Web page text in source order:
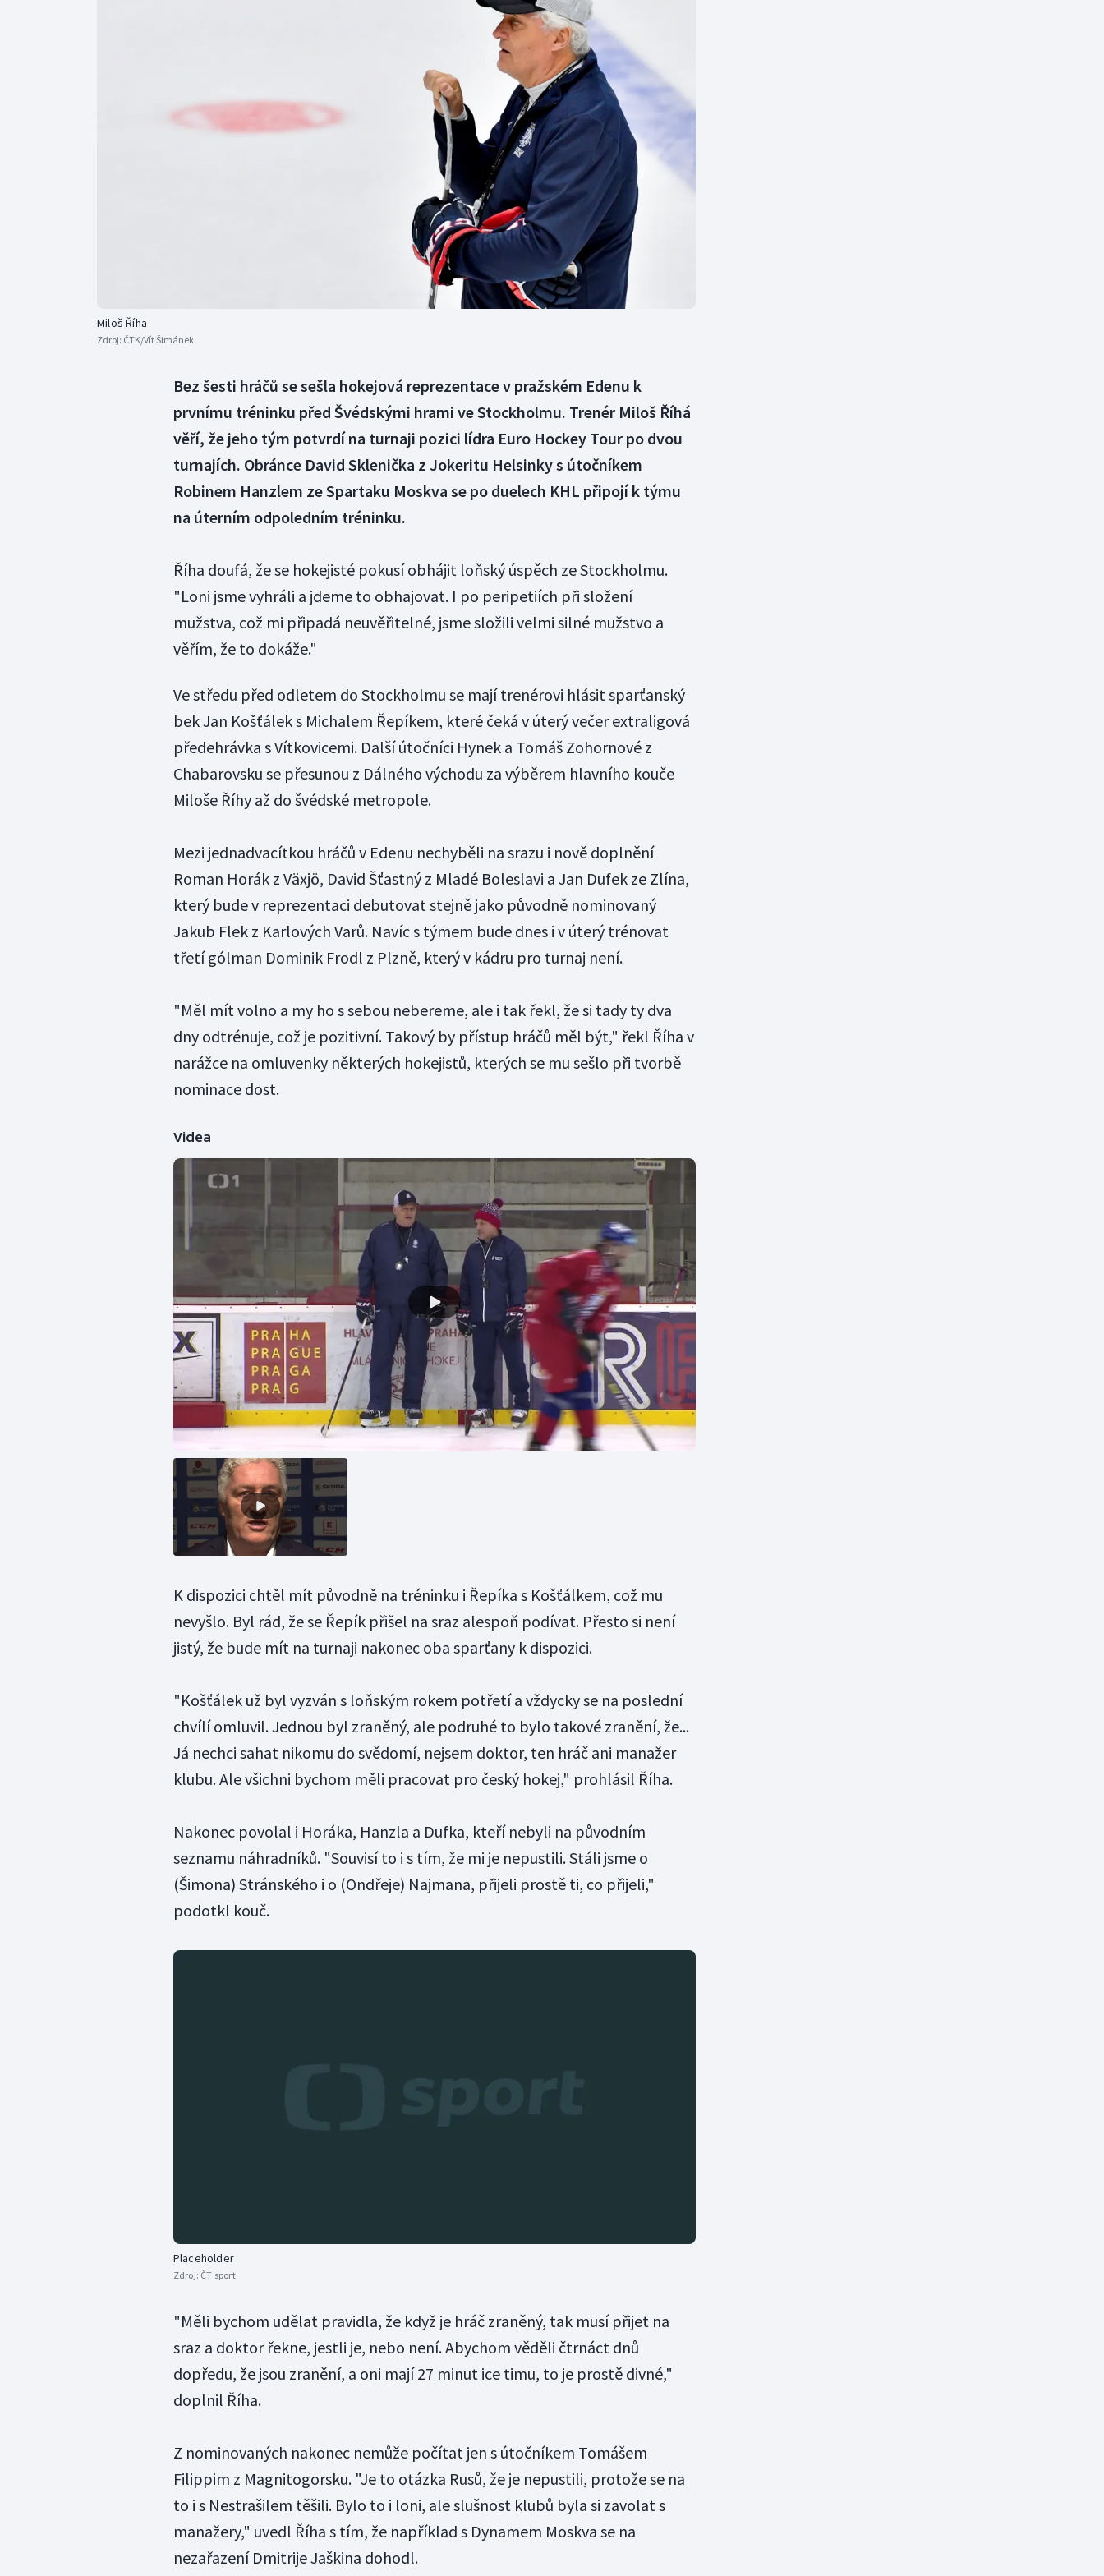
Moderní pětiboj
Motorsport
Olympijské hry
Parasport
Plavání
Plážový volejbal
Veslování
Vodní slalom
Volejbal
Ostatní
Miloš Říha
Zdroj: ČTK/Vít Šimánek
Bez šesti hráčů se sešla hokejová reprezentace v pražském Edenu k
prvnímu tréninku před Švédskými hrami ve Stockholmu. Trenér Miloš Říhá
věří, že jeho tým potvrdí na turnaji pozici lídra Euro Hockey Tour po dvou
turnajích. Obránce David Sklenička z Jokeritu Helsinky s útočníkem
Robinem Hanzlem ze Spartaku Moskva se po duelech KHL připojí k týmu
na úterním odpoledním tréninku.
Říha doufá, že se hokejisté pokusí obhájit loňský úspěch ze Stockholmu.
"Loni jsme vyhráli a jdeme to obhajovat. I po peripetiích při složení
mužstva, což mi připadá neuvěřitelné, jsme složili velmi silné mužstvo a
věřím, že to dokáže."
Ve středu před odletem do Stockholmu se mají trenérovi hlásit sparťanský
bek Jan Košťálek s Michalem Řepíkem, které čeká v úterý večer extraligová
předehrávka s Vítkovicemi. Další útočníci Hynek a Tomáš Zohornové z
Chabarovsku se přesunou z Dálného východu za výběrem hlavního kouče
Miloše Říhy až do švédské metropole.
Mezi jednadvacítkou hráčů v Edenu nechyběli na srazu i nově doplnění
Roman Horák z Växjö, David Šťastný z Mladé Boleslavi a Jan Dufek ze Zlína,
který bude v reprezentaci debutovat stejně jako původně nominovaný
Jakub Flek z Karlových Varů. Navíc s týmem bude dnes i v úterý trénovat
třetí gólman Dominik Frodl z Plzně, který v kádru pro turnaj není.
"Měl mít volno a my ho s sebou nebereme, ale i tak řekl, že si tady ty dva
dny odtrénuje, což je pozitivní. Takový by přístup hráčů měl být," řekl Říha v
narážce na omluvenky některých hokejistů, kterých se mu sešlo při tvorbě
nominace dost.
Videa
K dispozici chtěl mít původně na tréninku i Řepíka s Košťálkem, což mu
nevyšlo. Byl rád, že se Řepík přišel na sraz alespoň podívat. Přesto si není
jistý, že bude mít na turnaji nakonec oba sparťany k dispozici.
"Košťálek už byl vyzván s loňským rokem potřetí a vždycky se na poslední
chvílí omluvil. Jednou byl zraněný, ale podruhé to bylo takové zranění, že...
Já nechci sahat nikomu do svědomí, nejsem doktor, ten hráč ani manažer
klubu. Ale všichni bychom měli pracovat pro český hokej," prohlásil Říha.
Nakonec povolal i Horáka, Hanzla a Dufka, kteří nebyli na původním
seznamu náhradníků. "Souvisí to i s tím, že mi je nepustili. Stáli jsme o
(Šimona) Stránského i o (Ondřeje) Najmana, přijeli prostě ti, co přijeli,"
podotkl kouč.
Placeholder
Zdroj: ČT sport
"Měli bychom udělat pravidla, že když je hráč zraněný, tak musí přijet na
sraz a doktor řekne, jestli je, nebo není. Abychom věděli čtrnáct dnů
dopředu, že jsou zranění, a oni mají 27 minut ice timu, to je prostě divné,"
doplnil Říha.
Z nominovaných nakonec nemůže počítat jen s útočníkem Tomášem
Filippim z Magnitogorsku. "Je to otázka Rusů, že je nepustili, protože se na
to i s Nestrašilem těšili. Bylo to i loni, ale slušnost klubů byla si zavolat s
manažery," uvedl Říha s tím, že například s Dynamem Moskva se na
nezařazení Dmitrije Jaškina dohodl.